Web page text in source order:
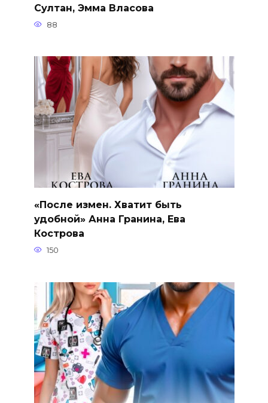
Султан, Эмма Власова
88
«После измен. Хватит быть
удобной» Анна Гранина, Ева
Кострова
150